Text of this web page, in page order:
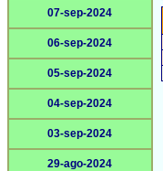
07-sep-2024
06-sep-2024
05-sep-2024
04-sep-2024
03-sep-2024
29-ago-2024